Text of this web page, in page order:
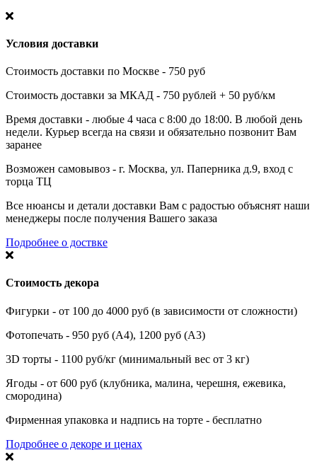
Условия доставки
Стоимость доставки по Москве - 750 руб
Стоимость доставки за МКАД - 750 рублей + 50 руб/км
Время доставки - любые 4 часа с 8:00 до 18:00. В любой день
недели. Курьер всегда на связи и обязательно позвонит Вам
заранее
Возможен самовывоз - г. Москва, ул. Паперника д.9, вход с
торца ТЦ
Все нюансы и детали доставки Вам с радостью объяснят наши
менеджеры после получения Вашего заказа
Подробнее о доствке
Стоимость декора
Фигурки - от 100 до 4000 руб (в зависимости от сложности)
Фотопечать - 950 руб (А4), 1200 руб (А3)
3D торты - 1100 руб/кг (минимальный вес от 3 кг)
Ягоды - от 600 руб (клубника, малина, черешня, ежевика,
смородина)
Фирменная упаковка и надпись на торте - бесплатно
Подробнее о декоре и ценах